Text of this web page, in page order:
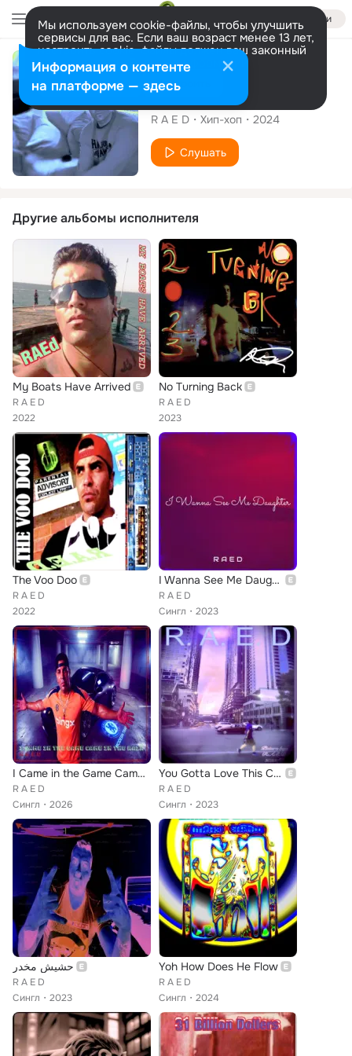
Войти
Мы используем cookie-файлы, чтобы улучшить
сервисы для вас. Если ваш возраст менее 13 лет,
настроить cookie-файлы должен ваш законный
представитель. Больше информации
Разрешить все Настроить
Сингл
Some Say Hello
R A E D Хип-хоп 2024
Слушать
Другие альбомы исполнителя
My Boats Have Arrived
R A E D
2022
No Turning Back
R A E D
2023
The Voo Doo
R A E D
2022
I Wanna See Me Daughter
R A E D
Сингл
2023
I Came in the Game Came in the Rain
R A E D
Сингл
2026
You Gotta Love This City Babbe
R A E D
Сингл
2023
حشيش مخدر
R A E D
Сингл
2023
Yoh How Does He Flow
R A E D
Сингл
2024
Информация о контенте
на платформе — здесь